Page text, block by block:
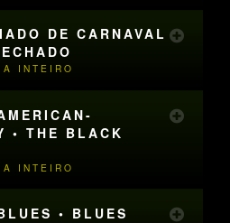
DE CARNAVAL
INTEIRO
• THE BLACK
INTEIRO
• BLUES